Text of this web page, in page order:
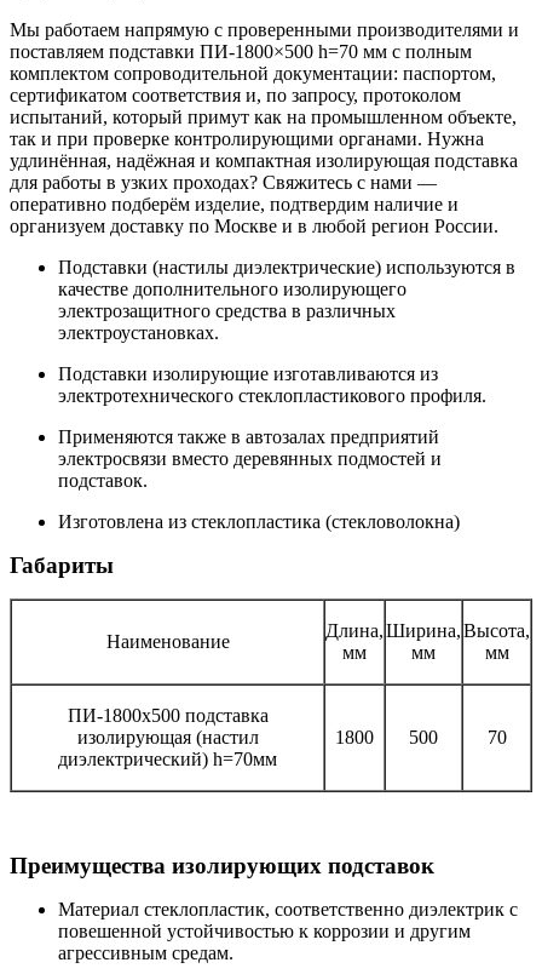
Мы работаем напрямую с проверенными производителями и
поставляем подставки ПИ-1800×500 h=70 мм с полным
комплектом сопроводительной документации: паспортом,
сертификатом соответствия и, по запросу, протоколом
испытаний, который примут как на промышленном объекте,
так и при проверке контролирующими органами. Нужна
удлинённая, надёжная и компактная изолирующая подставка
для работы в узких проходах? Свяжитесь с нами —
оперативно подберём изделие, подтвердим наличие и
организуем доставку по Москве и в любой регион России.
Подставки (настилы диэлектрические) используются в
качестве дополнительного изолирующего
электрозащитного средства в различных
электроустановках.
Подставки изолирующие изготавливаются из
электротехнического стеклопластикового профиля.
Применяются также в автозалах предприятий
электросвязи вместо деревянных подмостей и
подставок.
Изготовлена из стеклопластика (стекловолокна)
Габариты
Наименование
Длина,
мм
Ширина,
мм
Высота,
мм
ПИ-1800х500 подставка
изолирующая (настил
диэлектрический) h=70мм
1800 500 70
Преимущества изолирующих подставок
Материал стеклопластик, соответственно диэлектрик с
повешенной устойчивостью к коррозии и другим
агрессивным средам.